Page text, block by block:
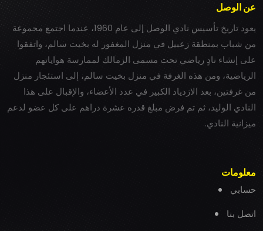
عن الوصل
يعود تاريخ تأسيس نادي الوصل إلى عام 1960، عندما اجتمع مجموعة
من شباب بمنطقة زعبيل في منزل المغفور له بخيت سالم، واتفقوا
على إنشاء نادٍ رياضي تحت مسمى الزمالك لممارسة هواياتهم
الرياضية، ومن هذه الغرفة في منزل بخيت سالم، إلى استئجار منزل
من غرفتين، بعد الازدياد الكبير في عدد الأعضاء، والإقبال على هذا
النادي الوليد، ثم تم فرض مبلغ قدره عشرة دراهم على كل عضو لدعم
ميزانية النادي.
معلومات
حسابي
اتصل بنا